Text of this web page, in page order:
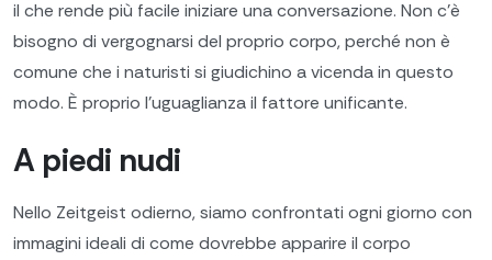
il che rende più facile iniziare una conversazione. Non c'è
bisogno di vergognarsi del proprio corpo, perché non è
comune che i naturisti si giudichino a vicenda in questo
modo. È proprio l'uguaglianza il fattore unificante.
A piedi nudi
Nello Zeitgeist odierno, siamo confrontati ogni giorno con
immagini ideali di come dovrebbe apparire il corpo